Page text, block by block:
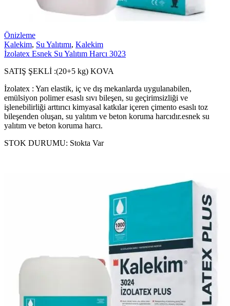
Önizleme
Kalekim, Su Yalıtımı, Kalekim
İzolatex Esnek Su Yalıtım Harcı 3023
SATIŞ ŞEKLİ :(20+5 kg) KOVA
İzolatex : Yarı elastik, iç ve dış mekanlarda uygulanabilen,
emülsiyon polimer esaslı sıvı bileşen, su geçirimsizliği ve
işlenebilirliği arttırıcı kimyasal katkılar içeren çimento esaslı toz
bileşenden oluşan, su yalıtım ve beton koruma harcıdır.esnek su
yalıtım ve beton koruma harcı.
STOK DURUMU: Stokta Var